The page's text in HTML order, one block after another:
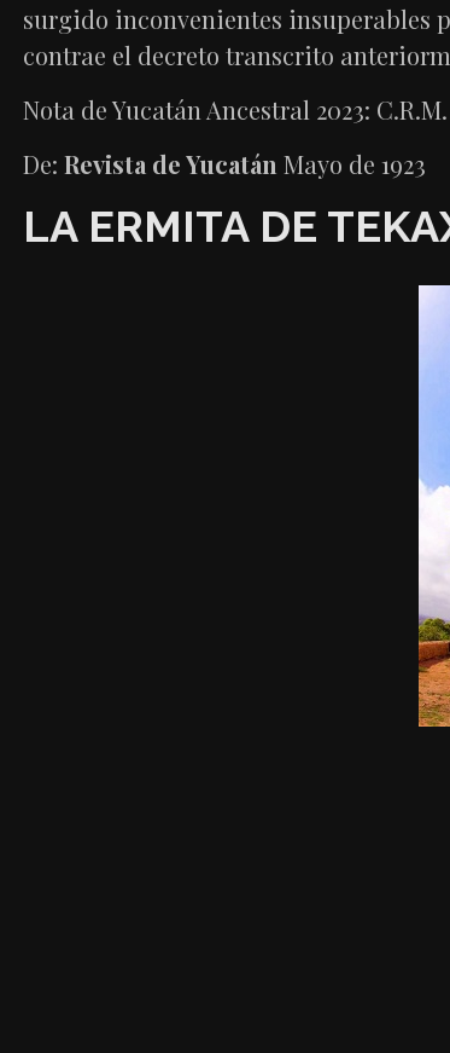
surgido inconvenientes insuperables
contrae el decreto transcrito
Nota de Yucatán Ancestral 2023:
De: Revista de Yucatán Mayo de 1923
LA ERMITA DE